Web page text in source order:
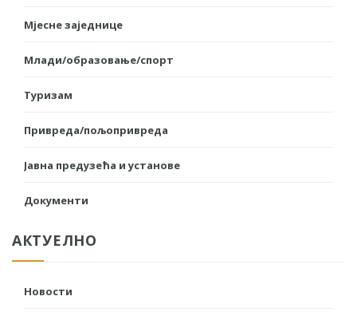
Мјесне заједнице
Млади/образовање/спорт
Туризам
Привреда/пољопривреда
Јавна предузећа и установе
Документи
АКТУЕЛНО
Новости